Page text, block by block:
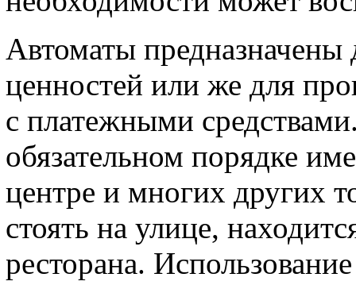
Автоматы
ценностей или же для
с платежными
обязательном порядке
центре и многих других
стоять на улице,
ресторана.